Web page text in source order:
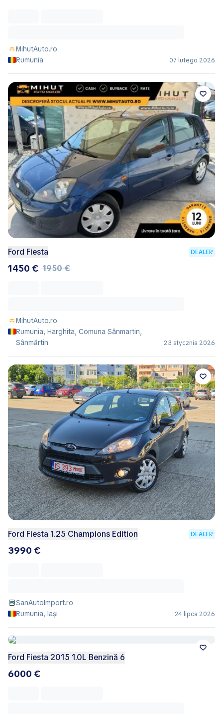
MihutAuto.ro
Rumunia
07 lutego 2026
Ford Fiesta DEALER
1450 € 1950 €
MihutAuto.ro
Rumunia, Harghita, Comuna Sânmartin,
Sânmărtin
23 stycznia 2026
Ford Fiesta 1.25 Champions Edition DEALER
3990 €
SanAutoImport.ro
Rumunia, Iași
24 lipca 2026
Ford Fiesta 2015 1.0L Benzină 6
6000 €